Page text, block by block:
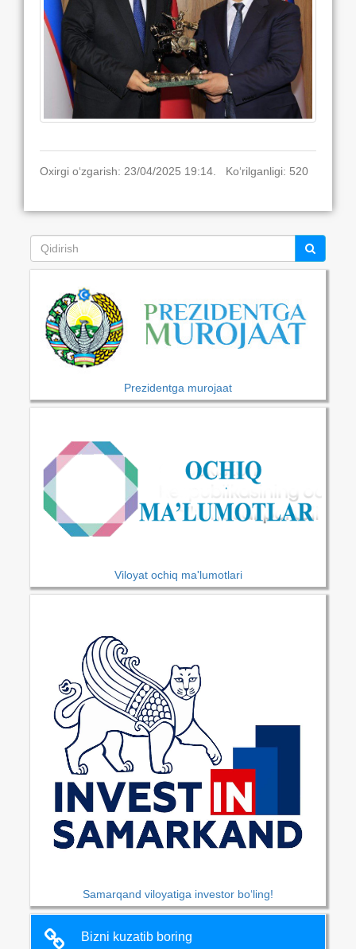
Oxirgi o‘zgarish: 23/04/2025 19:14. Ko‘rilganligi: 520
Prezidentga murojaat
Viloyat ochiq ma'lumotlari
Samarqand viloyatiga investor bo‘ling!
Bizni kuzatib boring